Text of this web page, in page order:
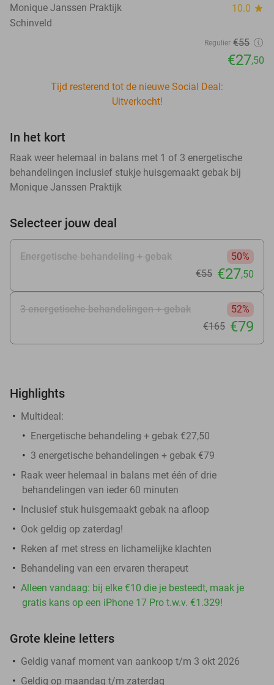
Monique Janssen Praktijk 10.0 star
Schinveld
Regulier €55
€27,50
Tijd resterend tot de nieuwe Social Deal:
Uitverkocht!
In het kort
Raak weer helemaal in balans met 1 of 3 energetische
behandelingen inclusief stukje huisgemaakt gebak bij
Monique Janssen Praktijk
Selecteer jouw deal
Energetische behandeling + gebak
50%
€55 €27,50
3 energetische behandelingen + gebak
52%
€165 €79
Highlights
Multideal:
Energetische behandeling + gebak €27,50
3 energetische behandelingen + gebak €79
Raak weer helemaal in balans met één of drie
behandelingen van ieder 60 minuten
Inclusief stuk huisgemaakt gebak na afloop
Ook geldig op zaterdag!
Reken af met stress en lichamelijke klachten
Behandeling van een ervaren therapeut
Alleen vandaag: bij elke €10 die je besteedt, maak je
gratis kans op een iPhone 17 Pro t.w.v. €1.329!
Grote kleine letters
Geldig vanaf moment van aankoop t/m 3 okt 2026
Geldig op maandag t/m zaterdag